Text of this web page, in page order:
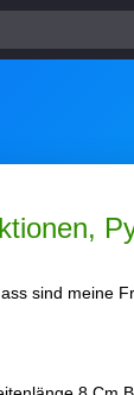
sind meine